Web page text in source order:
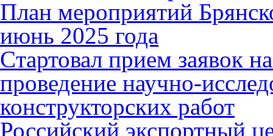
План мероприятий
июнь 2025 года
Cтартовал прием заявок
проведение научно-
конструкторских работ
Российский экспортный